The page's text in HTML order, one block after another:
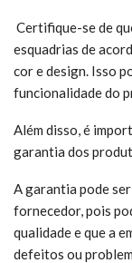
Certifique-se de
esquadrias de
cor e design. Isso
funcionalidade do
Além disso, é
garantia dos
A garantia pode
fornecedor, pois
qualidade e que a
defeitos ou